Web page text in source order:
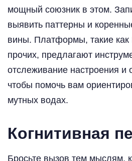
мощный союзник в этом.
выявить паттерны и
вины. Платформы, такие как
прочих, предлагают
отслеживание настроения и
чтобы помочь вам
мутных водах.
Когнитивная
Бросьте вызов тем мыслям,